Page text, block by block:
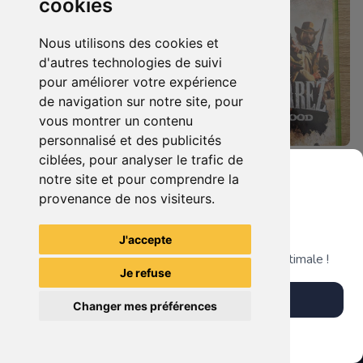
cookies
Nous utilisons des cookies et
d'autres technologies de suivi
pour améliorer votre expérience
de navigation sur notre site, pour
vous montrer un contenu
personnalisé et des publicités
ciblées, pour analyser le trafic de
notre site et pour comprendre la
provenance de nos visiteurs.
J'accepte
Je refuse
Changer mes préférences
19.90 € 0
Cars 3 - Course Vers La Victoire Xbox 360
8.90 €
TheGamingR83
Grenier du Geek
Télécharge notre app pour une expérience optimale !
Télécharger l'app